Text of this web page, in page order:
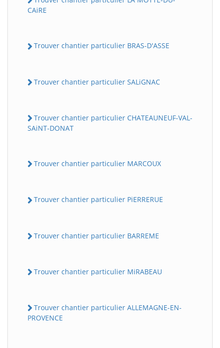
CAiRE
Trouver chantier particulier BRAS-D'ASSE
Trouver chantier particulier SALiGNAC
Trouver chantier particulier CHATEAUNEUF-VAL-
SAiNT-DONAT
Trouver chantier particulier MARCOUX
Trouver chantier particulier PiERRERUE
Trouver chantier particulier BARREME
Trouver chantier particulier MiRABEAU
Trouver chantier particulier ALLEMAGNE-EN-
PROVENCE